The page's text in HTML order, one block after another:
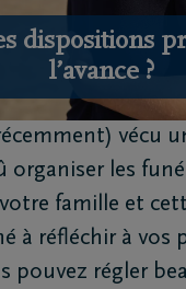
dispositions
l’avance ?
vécu
organiser les
famille et
à réfléchir à vos
pouvez régler